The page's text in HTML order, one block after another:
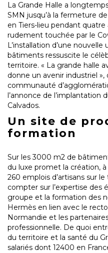
La Grande Halle a
SMN jusqu’à la fermeture
en Tiers-lieu pendant quatre
rudement touchée par le
L’installation d’une nouvelle
bâtiments ressuscite le
territoire. « La grande halle
donne un avenir industriel
communauté
l’annonce de l’implantation
Calvados.
Un site de
formation
Sur les 3000 m2 de
du luxe promet la création,
260 emplois d’artisans sur
compter sur l’expertise des
groupe et la formation des
Hermès en lien avec le
Normandie et les
professionnelle. De quoi
du territoire et la santé du
salariés dont 12400 en